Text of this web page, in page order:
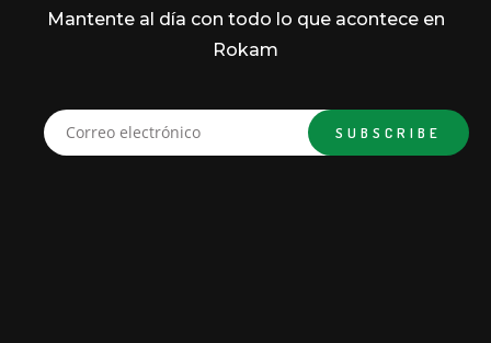
Mantente al día con todo lo que acontece en
Rokam